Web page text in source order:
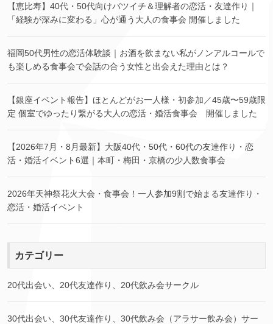
【恵比寿】40代・50代向けバツイチ＆理解者の恋活・友達作り｜
「経験が深みに変わる」心が通う大人の食事会 開催しました
福岡50代男性の恋活体験談｜お酒を飲まない私がノンアルコールで
も楽しめる食事会で会話の合う女性と出会えた理由とは？
【銀座イベント報告】ほとんどがお一人様・初参加／45歳〜59歳限
定 個室でゆったり繋がる大人の恋活・婚活食事会 開催しました
【2026年7月・8月最新】大阪40代・50代・60代の友達作り・恋
活・婚活イベント6選｜本町・梅田・京橋の少人数食事会
2026年天神祭花火大会・食事会！一人参加9割で始まる友達作り・
恋活・婚活イベント
カテゴリー
20代出会い、20代友達作り、20代飲み会サークル
30代出会い、30代友達作り、30代飲み会（アラサー飲み会）サー